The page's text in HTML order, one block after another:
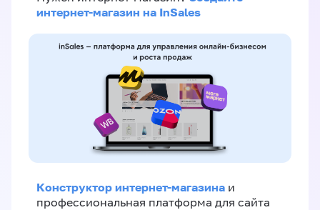
интернет-магазин на InSales
Конструктор интернет-магазина и
профессиональная платформа для сайта